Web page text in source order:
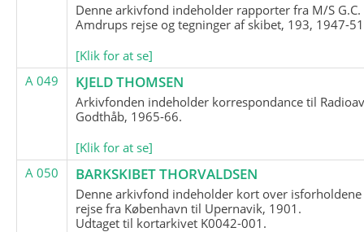
Denne arkivfond indeholder rapporter fra M/S G.C.
Amdrups rejse og tegninger af skibet, 193, 1947-
[Klik for at se]
A 049
KJELD THOMSEN
Arkivfonden indeholder korrespondance til
Godthåb, 1965-66.
[Klik for at se]
A 050
BARKSKIBET THORVALDSEN
Denne arkivfond indeholder kort over
rejse fra København til Upernavik, 1901.
Udtaget til kortarkivet K0042-001.